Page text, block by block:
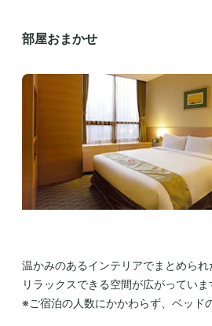
部屋おまかせ
温かみのあるインテリアでまとめら
リラックスできる空間が広がっていま
※ご宿泊の人数にかかわらず、ベッド